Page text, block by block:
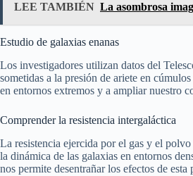
LEE TAMBIÉN La asombrosa
Estudio de galaxias enanas
Los investigadores utilizan datos del
sometidas a la presión de ariete en
en entornos extremos y a ampliar nuestro
Comprender la resistencia intergaláctica
La resistencia ejercida por el gas y el
la dinámica de las galaxias en entornos
nos permite desentrañar los efectos de